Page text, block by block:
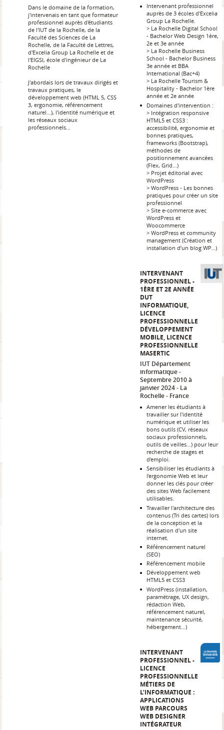
Dans le domaine de la formation,
j'intervenais en tant que formateur
professionnel auprès d'étudiants
de l'IUT de la Rochelle, de la
Faculté des Sciences de La
Rochelle, de la Faculté de Lettres,
d'Excelia Group La Rochelle et de
l'EIGSI, école d'ingénieur de La
Rochelle
J'abordais lors de travaux dirigés et
travaux pratiques, le
développement web (HTML 5, CSS
3, ergonomie, référencement
naturel...), l'identité numérique et
les réseaux sociaux
professionnels...
Intervenant professionnel
auprès de 3 écoles d'Excelia
Group La Rochelle.
> La Rochelle Digital School
- Bachelor Web Design 1ère,
2e et 3e année
> La Rochelle Business
School - Bachelor Business
3e année et BBA
International ​​​​​​​(Bac+4)
> La Rochelle Tourism &
Hospitality - Bachelor 1ère
année et 2e année
Domaines d'intervention :
> Intégration responsive
HTML5 et CSS3 :
accessibilité, ergonomie et
bonnes pratiques,
frameworks (Bootstrap),
méthodes de
positionnement avancées
(Flex, Grid...)
> Projet éditorial avec
WordPress
> WordPress - Les bonnes
pratiques pour créer un site
professionnel
> Site e-commerce avec
WordPress et
Woocommerce
> WordPress et community
management (Création et
installation d’un blog WP...)
INTERVENANT
PROFESSIONNEL -
1ÈRE ET 2E ANNÉE
DUT
INFORMATIQUE,
LICENCE
PROFESSIONNELLE
DÉVELOPPEMENT
MOBILE, LICENCE
PROFESSIONNELLE
MASERTIC
IUT Département
informatique
Septembre 2010 à
janvier 2024
La
Rochelle
France
Amener les étudiants à
travailler sur l'identité
numérique et utiliser les
bons outils (CV, réseaux
sociaux professionnels,
outils de veilles...) pour leur
recherche de stages et
d'emploi.
Sensibiliser les étudiants à
l'ergonomie Web et leur
donner les clés pour créer
des sites Web facilement
utilisables.
Travailler l'architecture des
contenus (Tri des cartes) lors
de la conception et la
réalisation d'un site
internet.
Référencement naturel
(SEO)
Référencement mobile
Développement web
HTML5 et CSS3
WordPress (installation,
paramétrage, UX design,
rédaction Web,
référencement naturel,
maintenance sécurité,
hébergement…)
INTERVENANT
PROFESSIONNEL -
LICENCE
PROFESSIONNELLE
MÉTIERS DE
L’INFORMATIQUE :
APPLICATIONS
WEB PARCOURS
WEB DESIGNER
INTÉGRATEUR